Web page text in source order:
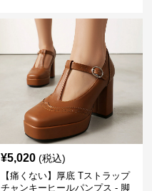
トゥ 疲れない スーツ
¥5,020 (税込)
【痛くない】厚底 Tストラップ
チャンキーヒールパンプス - 脚